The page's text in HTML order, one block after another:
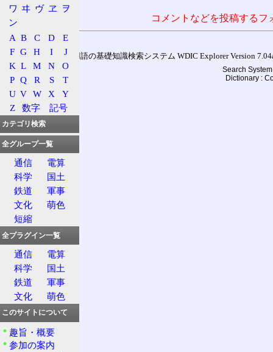
コメントなどを投稿する
通信用語の基礎知識検索システム WDIC Explorer Version
Search
Dictionary :
ワ ヰ ヴ ヱ
ヲ
ン
A B C D
E
F G H I
J
K L M N
O
P Q R S
T
U V W X
Y
Z
数字 記号
カテゴリ検索
全グループ一覧
通信
電算
科学
国土
鉄道
軍事
文化
萌色
短縮
全プラグイン一覧
通信
電算
科学
国土
鉄道
軍事
文化
萌色
このサイトについて
趣旨・概要
参加の案内